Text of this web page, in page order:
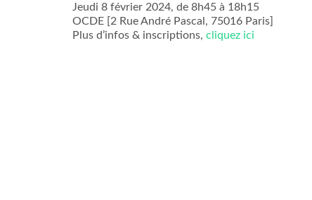
Jeudi 8 février 2024, de 8h45 à 18h15
OCDE [2 Rue André Pascal, 75016 Paris]
Plus d’infos & inscriptions,cliquez ici